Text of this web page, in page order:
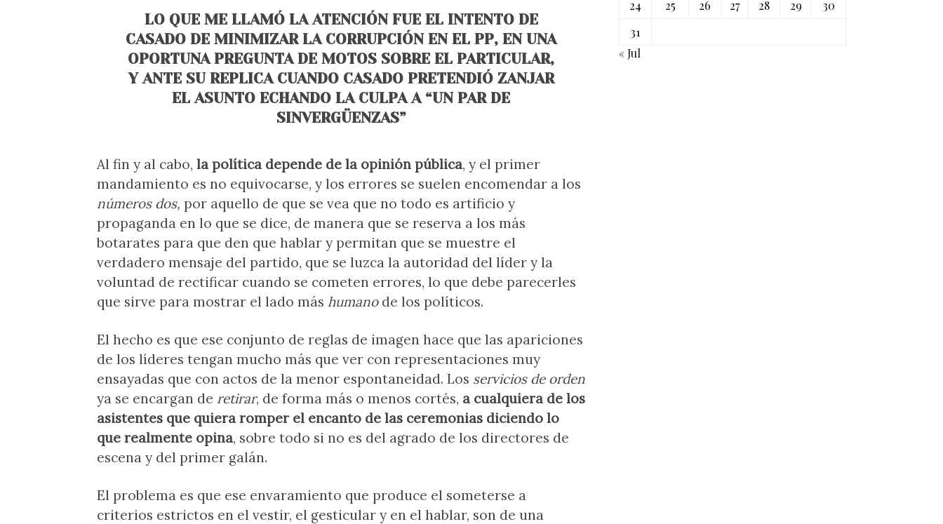
LO QUE ME LLAMÓ LA ATENCIÓN FUE EL INTENTO DE
CASADO DE MINIMIZAR LA CORRUPCIÓN EN EL PP, EN UNA
OPORTUNA PREGUNTA DE MOTOS SOBRE EL PARTICULAR,
Y ANTE SU REPLICA CUANDO CASADO PRETENDIÓ ZANJAR
EL ASUNTO ECHANDO LA CULPA A “UN PAR DE
SINVERGÜENZAS”
Al fin y al cabo, la política depende de la opinión pública, y el primer
mandamiento es no equivocarse, y los errores se suelen encomendar a los
números dos, por aquello de que se vea que no todo es artificio y
propaganda en lo que se dice, de manera que se reserva a los más
botarates para que den que hablar y permitan que se muestre el
verdadero mensaje del partido, que se luzca la autoridad del líder y la
voluntad de rectificar cuando se cometen errores, lo que debe parecerles
que sirve para mostrar el lado más humanode los políticos.
El hecho es que ese conjunto de reglas de imagen hace que las apariciones
de los líderes tengan mucho más que ver con representaciones muy
ensayadas que con actos de la menor espontaneidad. Los servicios de orden
ya se encargan de retirar, de forma más o menos cortés, a cualquiera de los
asistentes que quiera romper el encanto de las ceremonias diciendo lo
que realmente opina, sobre todo si no es del agrado de los directores de
escena y del primer galán.
El problema es que ese envaramiento que produce el someterse a
criterios estrictos en el vestir, el gesticular y en el hablar, son de una
24
25 26 27 28 29
30
31
« Jul